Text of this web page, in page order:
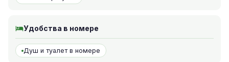
Удобства в номере
Душ и туалет в номере